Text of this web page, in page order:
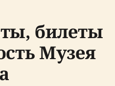
билеты
Музея